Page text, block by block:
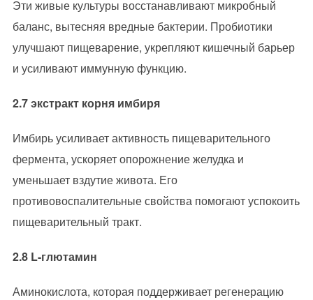
Эти живые культуры восстанавливают микробный
баланс, вытесняя вредные бактерии. Пробиотики
улучшают пищеварение, укрепляют кишечный барьер
и усиливают иммунную функцию.
2.7 экстракт корня имбиря
Имбирь усиливает активность пищеварительного
фермента, ускоряет опорожнение желудка и
уменьшает вздутие живота. Его
противовоспалительные свойства помогают успокоить
пищеварительный тракт.
2.8 L-глютамин
Аминокислота, которая поддерживает регенерацию